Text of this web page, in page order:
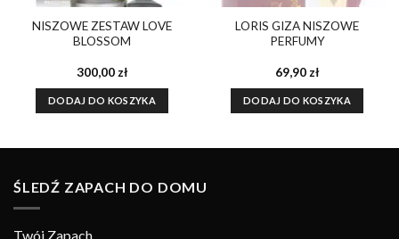
NISZOWE ZESTAW LOVE
BLOSSOM
300,00 zł
DODAJ DO KOSZYKA
LORIS GIZA NISZOWE
PERFUMY
69,90 zł
DODAJ DO KOSZYKA
ŚLEDŹ ZAPACH DO DOMU
Twój Zapach